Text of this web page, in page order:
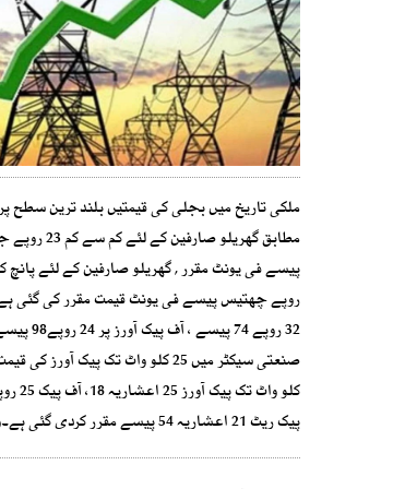
پیک ریٹ 21 اعشاریہ 54 پیسے مقرر کردی گئی ہے۔واضح رہے کہ تمام صارفین کے لئے مذکورہ فی یونٹ قیمت میں ٹیکسز بھی شامل ہیں۔